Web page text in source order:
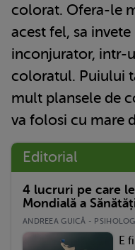
colorat. Ofera-le
acest fel, sa
inconjurator, intr-
coloratul. Puiului
mult plansele de
va folosi cu mare
Editorial
4 lucruri pe care
Mondială a
ANDREEA GUICĂ -
E